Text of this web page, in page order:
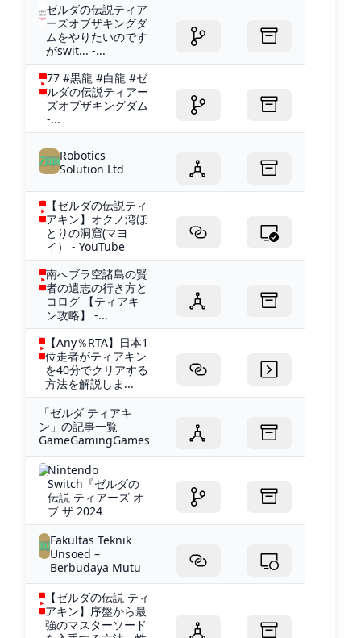
ゼルダの伝説ティア
ーズオブザキングダ
ムをやりたいのです
がswit... -...
77 #黒龍 #白龍 #ゼ
ルダの伝説ティアー
ズオブザキングダム
-...
Robotics
Solution Ltd
【ゼルダの伝説ティ
アキン】オクノ湾ほ
とりの洞窟(マヨ
イ） - YouTube
南へブラ空諸島の賢
者の遺志の行き方と
コログ 【ティアキ
ン攻略】 -...
【Any％RTA】日本1
位走者がティアキン
を40分でクリアする
方法を解説しま...
「ゼルダ ティアキ
ン」の記事一覧
GameGamingGames
Nintendo
Switch『ゼルダの
伝説 ティアーズ オ
ブ ザ 2024
Fakultas Teknik
Unsoed –
Berbudaya Mutu
【ゼルダの伝説 ティ
アキン】序盤から最
強のマスターソード